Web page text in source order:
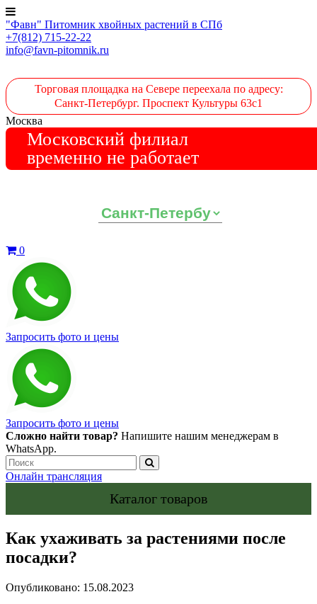
"Фавн" Питомник хвойных растений в СПб
+7(812) 715-22-22
info@favn-pitomnik.ru
Торговая площадка на Севере переехала по адресу:
Санкт-Петербург. Проспект Культуры 63с1
Москва
Московский филиал
временно не работает
0
Запросить фото и цены
Запросить фото и цены
Сложно найти товар? Напишите нашим менеджерам в
WhatsApp.
Онлайн трансляция
Каталог товаров
Как ухаживать за растениями после
посадки?
Опубликовано: 15.08.2023